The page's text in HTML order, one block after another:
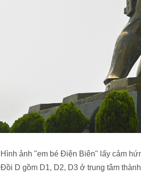
Hình ảnh "em bé Điện Biên" lấy cảm
Đồi D gồm D1, D2, D3 ở trung tâm